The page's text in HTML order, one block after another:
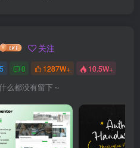
关注
0 1287W+ 10.5W+
么都没有留下～